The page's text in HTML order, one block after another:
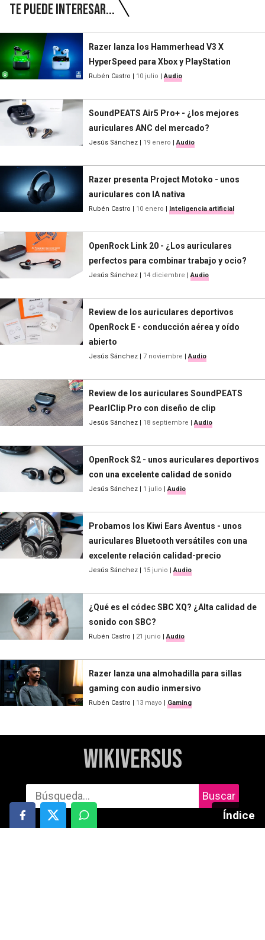
Te puede interesar...
Razer lanza los Hammerhead V3 X
HyperSpeed para Xbox y PlayStation
Rubén Castro | 10 julio | Audio
SoundPEATS Air5 Pro+ - ¿los mejores
auriculares ANC del mercado?
Jesús Sánchez | 19 enero | Audio
Razer presenta Project Motoko - unos
auriculares con IA nativa
Rubén Castro | 10 enero | Inteligencia artificial
OpenRock Link 20 - ¿Los auriculares
perfectos para combinar trabajo y ocio?
Jesús Sánchez | 14 diciembre | Audio
Review de los auriculares deportivos
OpenRock E - conducción aérea y oído
abierto
Jesús Sánchez | 7 noviembre | Audio
Review de los auriculares SoundPEATS
PearlClip Pro con diseño de clip
Jesús Sánchez | 18 septiembre | Audio
OpenRock S2 - unos auriculares deportivos
con una excelente calidad de sonido
Jesús Sánchez | 1 julio | Audio
Probamos los Kiwi Ears Aventus - unos
auriculares Bluetooth versátiles con una
excelente relación calidad-precio
Jesús Sánchez | 15 junio | Audio
¿Qué es el códec SBC XQ? ¿Alta calidad de
sonido con SBC?
Rubén Castro | 21 junio | Audio
Razer lanza una almohadilla para sillas
gaming con audio inmersivo
Rubén Castro | 13 mayo | Gaming
Índice
WikiVersus
Buscar